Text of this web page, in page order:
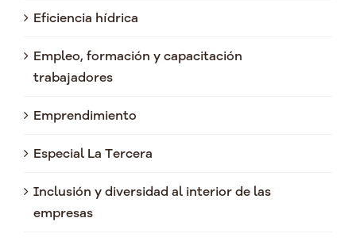
Eficiencia hídrica
Empleo, formación y capacitación
trabajadores
Emprendimiento
Especial La Tercera
Inclusión y diversidad al interior de las
empresas